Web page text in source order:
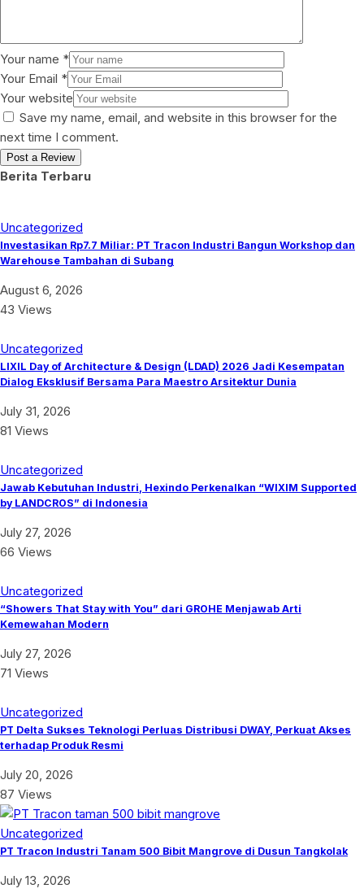
Your name *
Your Email *
Your website
Save my name, email, and website in this browser for the
next time I comment.
Berita Terbaru
Uncategorized
Investasikan Rp7.7 Miliar: PT Tracon Industri Bangun Workshop dan
Warehouse Tambahan di Subang
August 6, 2026
43 Views
Uncategorized
LIXIL Day of Architecture & Design (LDAD) 2026 Jadi Kesempatan
Dialog Eksklusif Bersama Para Maestro Arsitektur Dunia
July 31, 2026
81 Views
Uncategorized
Jawab Kebutuhan Industri, Hexindo Perkenalkan “WIXIM Supported
by LANDCROS” di Indonesia
July 27, 2026
66 Views
Uncategorized
“Showers That Stay with You” dari GROHE Menjawab Arti
Kemewahan Modern
July 27, 2026
71 Views
Uncategorized
PT Delta Sukses Teknologi Perluas Distribusi DWAY, Perkuat Akses
terhadap Produk Resmi
July 20, 2026
87 Views
Uncategorized
PT Tracon Industri Tanam 500 Bibit Mangrove di Dusun Tangkolak
July 13, 2026